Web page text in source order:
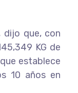
dijo que, con
KG de
establece
10 años en